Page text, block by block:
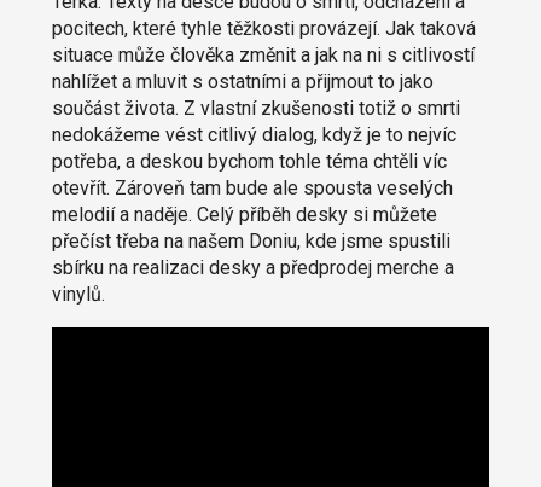
pocitech, které tyhle těžkosti provázejí. Jak taková
situace může člověka změnit a jak na ni s citlivostí
nahlížet a mluvit s ostatními a přijmout to jako
součást života. Z vlastní zkušenosti totiž o smrti
nedokážeme vést citlivý dialog, když je to nejvíc
potřeba, a deskou bychom tohle téma chtěli víc
otevřít. Zároveň tam bude ale spousta veselých
melodií a naděje. Celý příběh desky si můžete
přečíst třeba na našem Doniu, kde jsme spustili
sbírku na realizaci desky a předprodej merche a
vinylů.